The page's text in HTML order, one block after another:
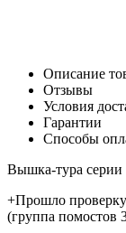
Описание
Отзывы
Условия
Гарантии
Способы
Вышка-тура серии
+Прошло проверку
(группа помостов